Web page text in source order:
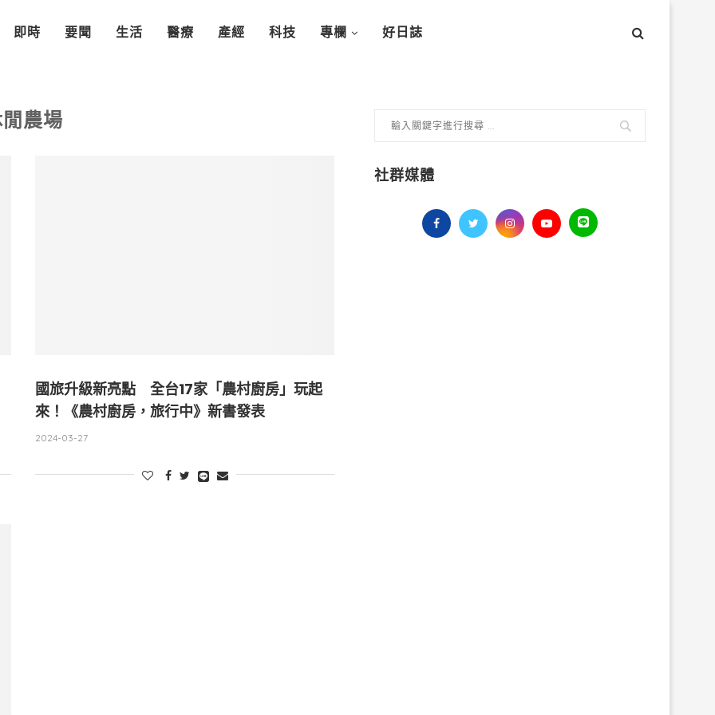
即時 要聞 生活 醫療 產經 科技 專欄 好日誌
農場
國旅升級新亮點 全台17家「農村廚房」玩起
來！《農村廚房，旅行中》新書發表
2024-03-27
社群媒體